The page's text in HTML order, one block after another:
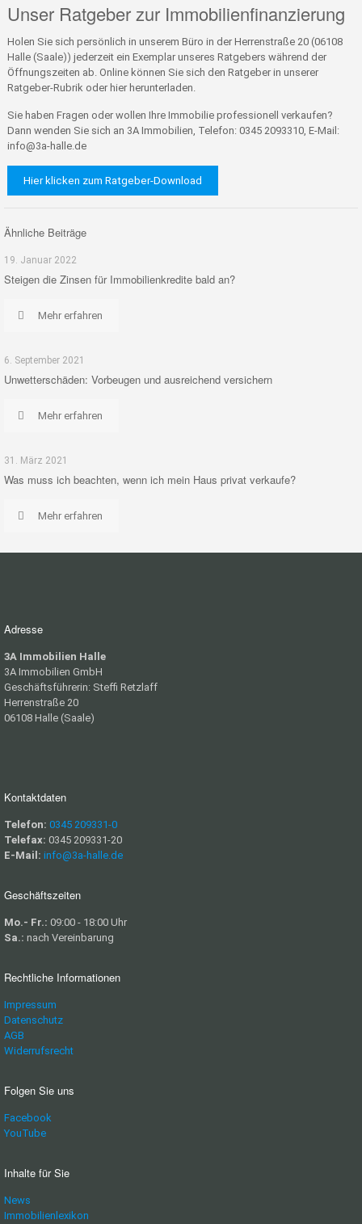
Unser Ratgeber zur Immobilienfinanzierung
Holen Sie sich persönlich in unserem Büro in der Herrenstraße 20 (06108
Halle (Saale)) jederzeit ein Exemplar unseres Ratgebers während der
Öffnungszeiten ab. Online können Sie sich den Ratgeber in unserer
Ratgeber-Rubrik oder hier herunterladen.
Sie haben Fragen oder wollen Ihre Immobilie professionell verkaufen?
Dann wenden Sie sich an 3A Immobilien, Telefon: 0345 2093310, E-Mail:
info@3a-halle.de
Ähnliche Beiträge
19. Januar 2022
Steigen die Zinsen für Immobilienkredite bald an?
Mehr erfahren
6. September 2021
Unwetterschäden: Vorbeugen und ausreichend versichern
Mehr erfahren
31. März 2021
Was muss ich beachten, wenn ich mein Haus privat verkaufe?
Mehr erfahren
Adresse
3A Immobilien Halle
3A Immobilien GmbH
Geschäftsführerin: Steffi Retzlaff
Herrenstraße 20
06108 Halle (Saale)
Kontaktdaten
Telefon: 0345 209331-0
Telefax: 0345 209331-20
E-Mail: info@3a-halle.de
Geschäftszeiten
Mo.- Fr.: 09:00 - 18:00 Uhr
Sa.: nach Vereinbarung
Rechtliche Informationen
Impressum
Datenschutz
AGB
Widerrufsrecht
Folgen Sie uns
Facebook
YouTube
Inhalte für Sie
News
Immobilienlexikon